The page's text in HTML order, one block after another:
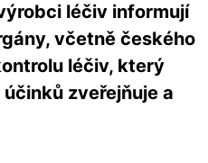
léčiv informují
včetně českého
léčiv, který
zveřejňuje a